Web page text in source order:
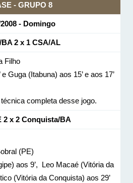
- GRUPO 8
- Domingo
BA 2 x 1 CSA/AL
Filho
Guga (Itabuna) aos 15’ e aos 17’
completa desse jogo.
2 x 2Conquista/BA
(PE)
aos 9’, Leo Macaé (Vitória da
(Vitória da Conquista) aos 29’